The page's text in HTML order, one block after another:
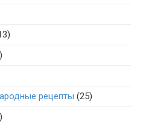
рецепты (25)